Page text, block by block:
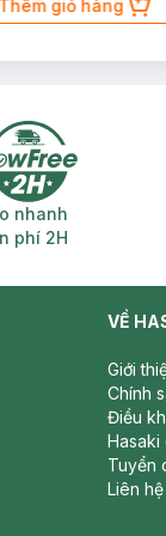
Thêm giỏ hàng
Giao nhanh
nhanh
phí 2H
VỀ
Giới
Chính
Điều
Hasaki
Tuyển
Liên hệ